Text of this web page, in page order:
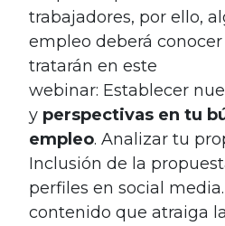
trabajadores, por ello,
empleo deberá
tratarán en este
webinar: Establecer
y perspectivas en tu
empleo. Analizar tu
Inclusión de la
perfiles en social
contenido que atraiga